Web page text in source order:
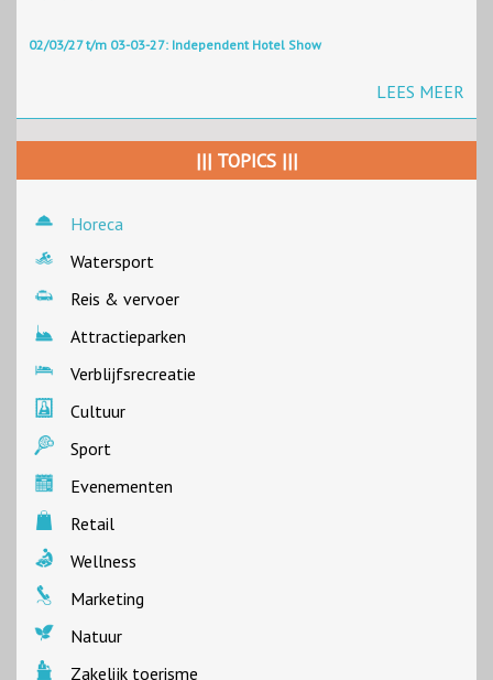
02/03/27 t/m 03-03-27: Independent Hotel Show
LEES MEER
||| TOPICS |||
Horeca
Watersport
Reis & vervoer
Attractieparken
Verblijfsrecreatie
Cultuur
Sport
Evenementen
Retail
Wellness
Marketing
Natuur
Zakelijk toerisme